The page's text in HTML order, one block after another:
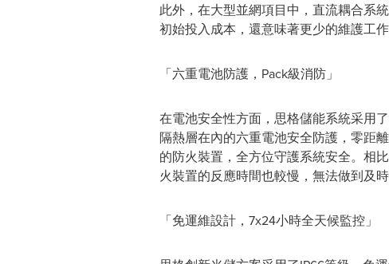
此外，在大型並網項目中，直流耦合系
初始投入成本，還意味著更少的維護工
「六重電池防護，Pack級消防」
在電池安全性方面，思格儲能系統采用
隔熱層在內的六重電池安全防護，零距
的防火裝置，全方位守護系統安全。相
火裝置的反應時間也較慢，無法做到及時
「免運維設計，7x24小時全天候監控」